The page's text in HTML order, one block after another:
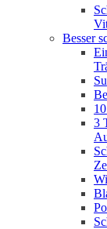
Besser
3